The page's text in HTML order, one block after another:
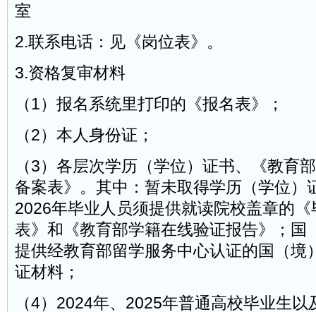
室
2.联系电话：见《岗位表》。
3.资格复审材料
（1）报名系统里打印的《报名表》；
（2）本人身份证；
（3）各层次学历（学位）证书、《教育
备案表》。其中：暂未取得学历（学位）
2026年毕业人员须提供就读院校盖章的
表》和《教育部学籍在线验证报告》；国
提供经教育部留学服务中心认证的国（境
证材料；
（4）2024年、2025年普通高校毕业生